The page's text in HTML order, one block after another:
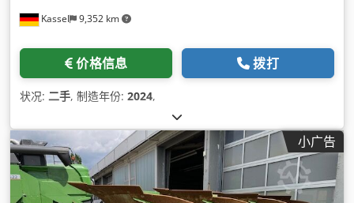
Kassel 9,352 km
价格信息 拨打
状况: 二手, 制造年份: 2024,
小广告